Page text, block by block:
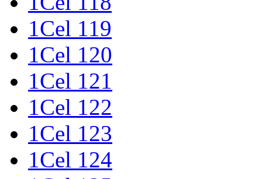
1Cel 119
1Cel 120
1Cel 121
1Cel 122
1Cel 123
1Cel 124